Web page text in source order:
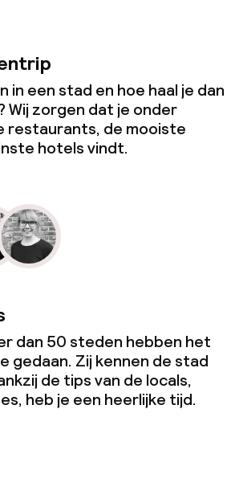
in een stad en hoe haal je dan
Wij zorgen dat je onder
restaurants, de mooiste
hotels vindt.
dan 50 steden hebben het
gedaan. Zij kennen de stad
de tips van de locals,
heb je een heerlijke tijd.